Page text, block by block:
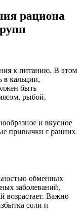
рациона
к питанию. В этом
в кальции,
быть
рыбой,
и вкусное
привычки с ранних
обменных
заболеваний,
возрастает. Важно
соли и